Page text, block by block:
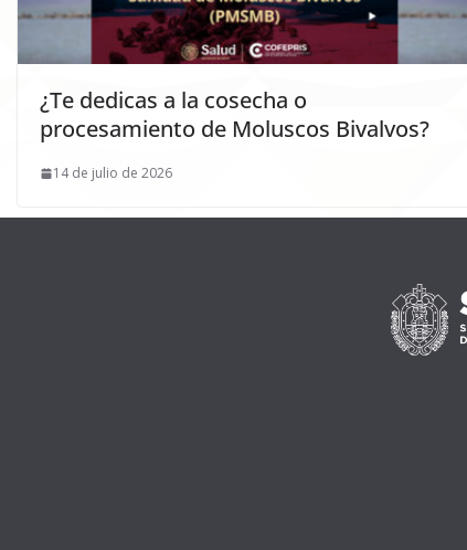
¿Te dedicas a la cosecha o
procesamiento de Moluscos Bivalvos?
14 de julio de 2026